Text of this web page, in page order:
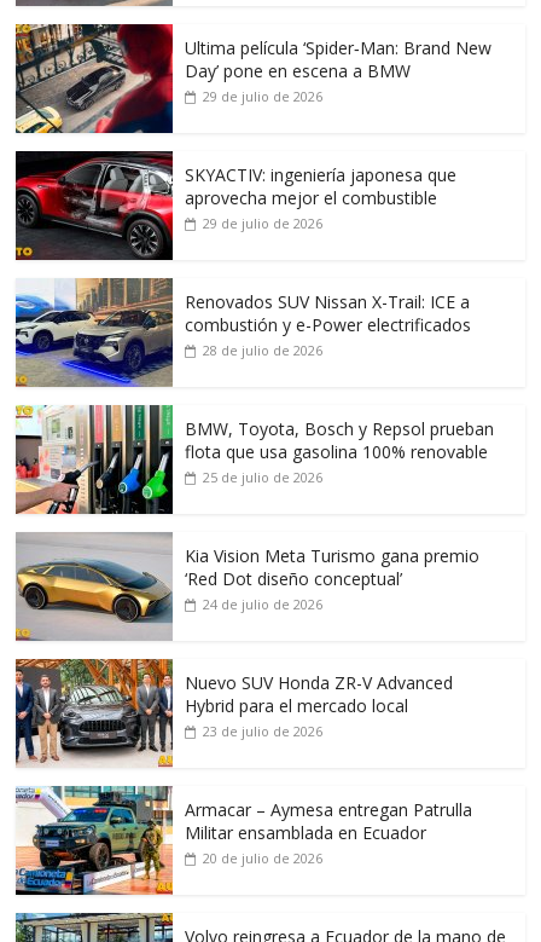
Ultima película ‘Spider‑Man: Brand New
Day’ pone en escena a BMW
29 de julio de 2026
SKYACTIV: ingeniería japonesa que
aprovecha mejor el combustible
29 de julio de 2026
Renovados SUV Nissan X-Trail: ICE a
combustión y e-Power electrificados
28 de julio de 2026
BMW, Toyota, Bosch y Repsol prueban
flota que usa gasolina 100% renovable
25 de julio de 2026
Kia Vision Meta Turismo gana premio
‘Red Dot diseño conceptual’
24 de julio de 2026
Nuevo SUV Honda ZR-V Advanced
Hybrid para el mercado local
23 de julio de 2026
Armacar – Aymesa entregan Patrulla
Militar ensamblada en Ecuador
20 de julio de 2026
Volvo reingresa a Ecuador de la mano de